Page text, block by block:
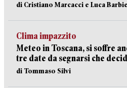
di Cristiano Marcacci e Luca
Clima impazzito
Meteo in Toscana, si soffre
tre date da segnarsi che
di Tommaso Silvi